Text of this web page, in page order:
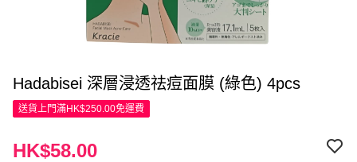
Hadabisei 深層浸透祛痘面膜 (綠色) 4pcs
送貨上門滿HK$250.00免運費
HK$58.00